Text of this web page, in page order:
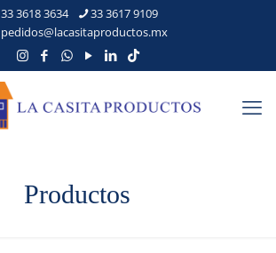
33 3618 3634
33 3617 9109
pedidos@lacasitaproductos.mx
Productos